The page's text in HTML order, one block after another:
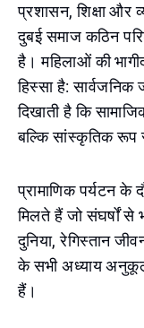
प्रशासन, शिक्षा और
दुबई समाज कठिन
है। महिलाओं की
हिस्सा है:
दिखाती है कि
बल्कि सांस्कृतिक रूप
प्रामाणिक पर्यटन
मिलते हैं जो संघर्षों से
दुनिया, रेगिस्तान
के सभी अध्याय
हैं।